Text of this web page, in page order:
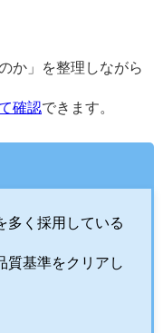
か」を整理しながら
確認できます。
多く採用している
質基準をクリアし